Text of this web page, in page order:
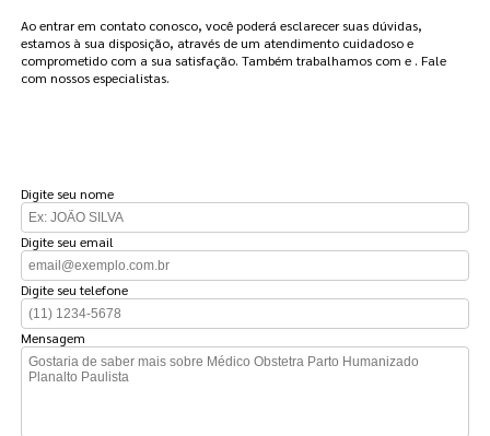
Ao entrar em contato conosco, você poderá esclarecer suas dúvidas,
estamos à sua disposição, através de um atendimento cuidadoso e
comprometido com a sua satisfação. Também trabalhamos com e . Fale
com nossos especialistas.
Digite seu nome
Digite seu email
Digite seu telefone
Mensagem